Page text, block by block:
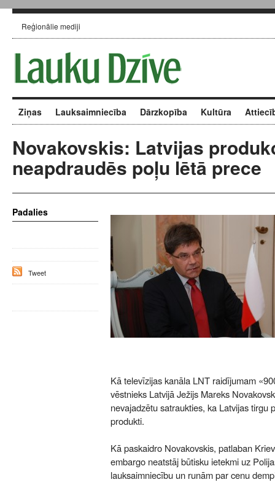
Reģionālie mediji
Ziņas Lauksaimniecība Dārzkopība Kultūra
Novakovskis: Latvijas
neapdraudēs poļu lētā prece
Kā televīzijas kanāla LNT raidījumam
vēstnieks Latvijā Ježijs Mareks
nevajadzētu satraukties, ka Latvijas tirgu
produkti.
Kā paskaidro Novakovskis, patlaban
embargo neatstāj būtisku ietekmi uz
lauksaimniecību un runām par cenu
Padalies
Tweet